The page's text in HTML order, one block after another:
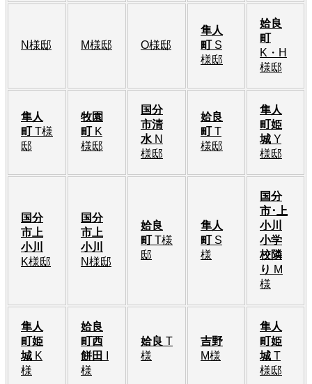
N様邸 M様邸 O様邸
隼人
町S
様邸
姶良
町
K・H
様邸
隼人
町T様
邸
牧園
町K
様邸
国分
市清
水 N
様邸
姶良
町T
様邸
隼人
町姫
城 Y
様邸
国分
市上
小川
K様邸
国分
市上
小川
N様邸
姶良
町T様
邸
隼人
町S
様
国分
市･上
小川
小学
校隣
り M
様
隼人
町姫
城 K
様
姶良
町西
餅田
様
姶良 T
様
吉野
M様
隼人
町姫
城 T
様邸